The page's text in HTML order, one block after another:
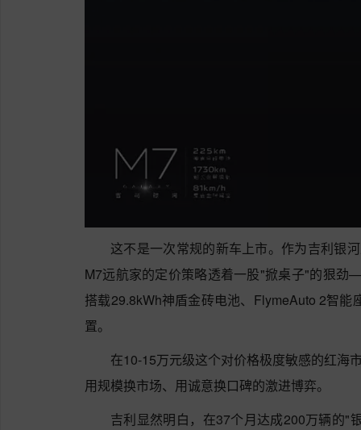
这不是一次常规的新车上市。作为吉利银
M7远航家的定价策略透着一股"掀桌子"的狠
搭载29.8kWh神盾金砖电池、FlymeAuto 2智
置。
在10-15万元级这个对价格极度敏感的红海
用规模换市场、用诚意换口碑的激进博弈。
吉利显然明白，在37个月达成200万辆的"